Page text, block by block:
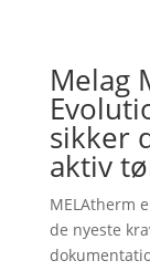
Melag
sikker
aktiv
MELAtherm
de nyeste